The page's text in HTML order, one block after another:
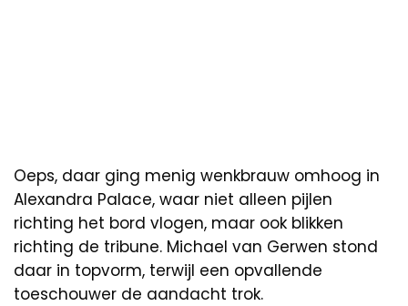
Oeps, daar ging menig wenkbrauw omhoog in
Alexandra Palace, waar niet alleen pijlen
richting het bord vlogen, maar ook blikken
richting de tribune. Michael van Gerwen stond
daar in topvorm, terwijl een opvallende
toeschouwer de aandacht trok.